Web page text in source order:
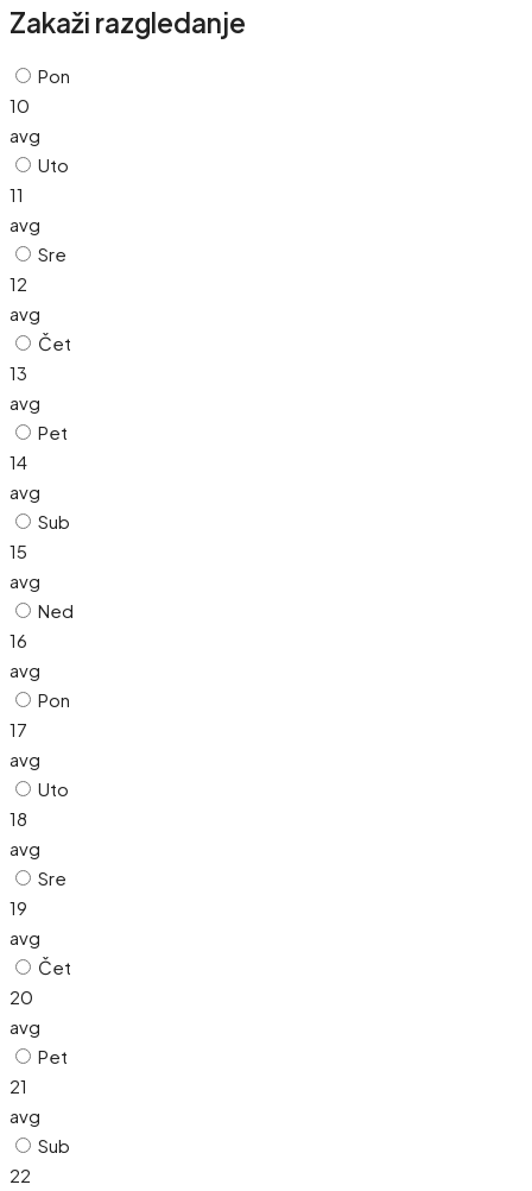
Zakaži razgledanje
Pon
10
avg
Uto
11
avg
Sre
12
avg
Čet
13
avg
Pet
14
avg
Sub
15
avg
Ned
16
avg
Pon
17
avg
Uto
18
avg
Sre
19
avg
Čet
20
avg
Pet
21
avg
Sub
22